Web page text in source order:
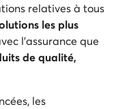
relatives à tous
les plus
l’assurance que
de qualité,
les